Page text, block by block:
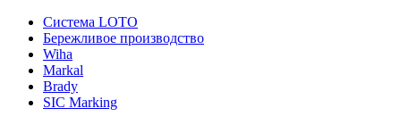
Система LOTO
Бережливое производство
Wiha
Markal
Brady
SIC Marking